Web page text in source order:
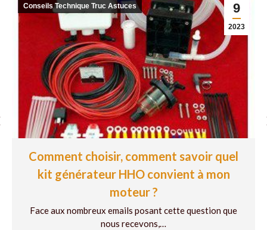
9
2023
Conseils Technique Truc Astuces
Comment choisir, comment savoir quel
kit générateur HHO convient à mon
moteur ?
Face aux nombreux emails posant cette question que
nous recevons,…